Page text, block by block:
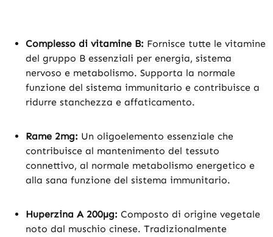
Complesso di vitamine B: Fornisce tutte le vitamine
del gruppo B essenziali per energia, sistema
nervoso e metabolismo. Supporta la normale
funzione del sistema immunitario e contribuisce a
ridurre stanchezza e affaticamento.
Rame 2mg: Un oligoelemento essenziale che
contribuisce al mantenimento del tessuto
connettivo, al normale metabolismo energetico e
alla sana funzione del sistema immunitario.
Huperzina A 200µg: Composto di origine vegetale
noto dal muschio cinese. Tradizionalmente